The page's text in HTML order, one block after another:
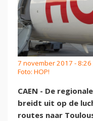
7 november 2017 -
Foto: HOP!
CAEN - De
breidt uit op de
routes naar